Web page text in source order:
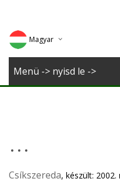
Magyar
Deutsch
Menü -> nyisd le ->
...
Csíkszereda, készült: